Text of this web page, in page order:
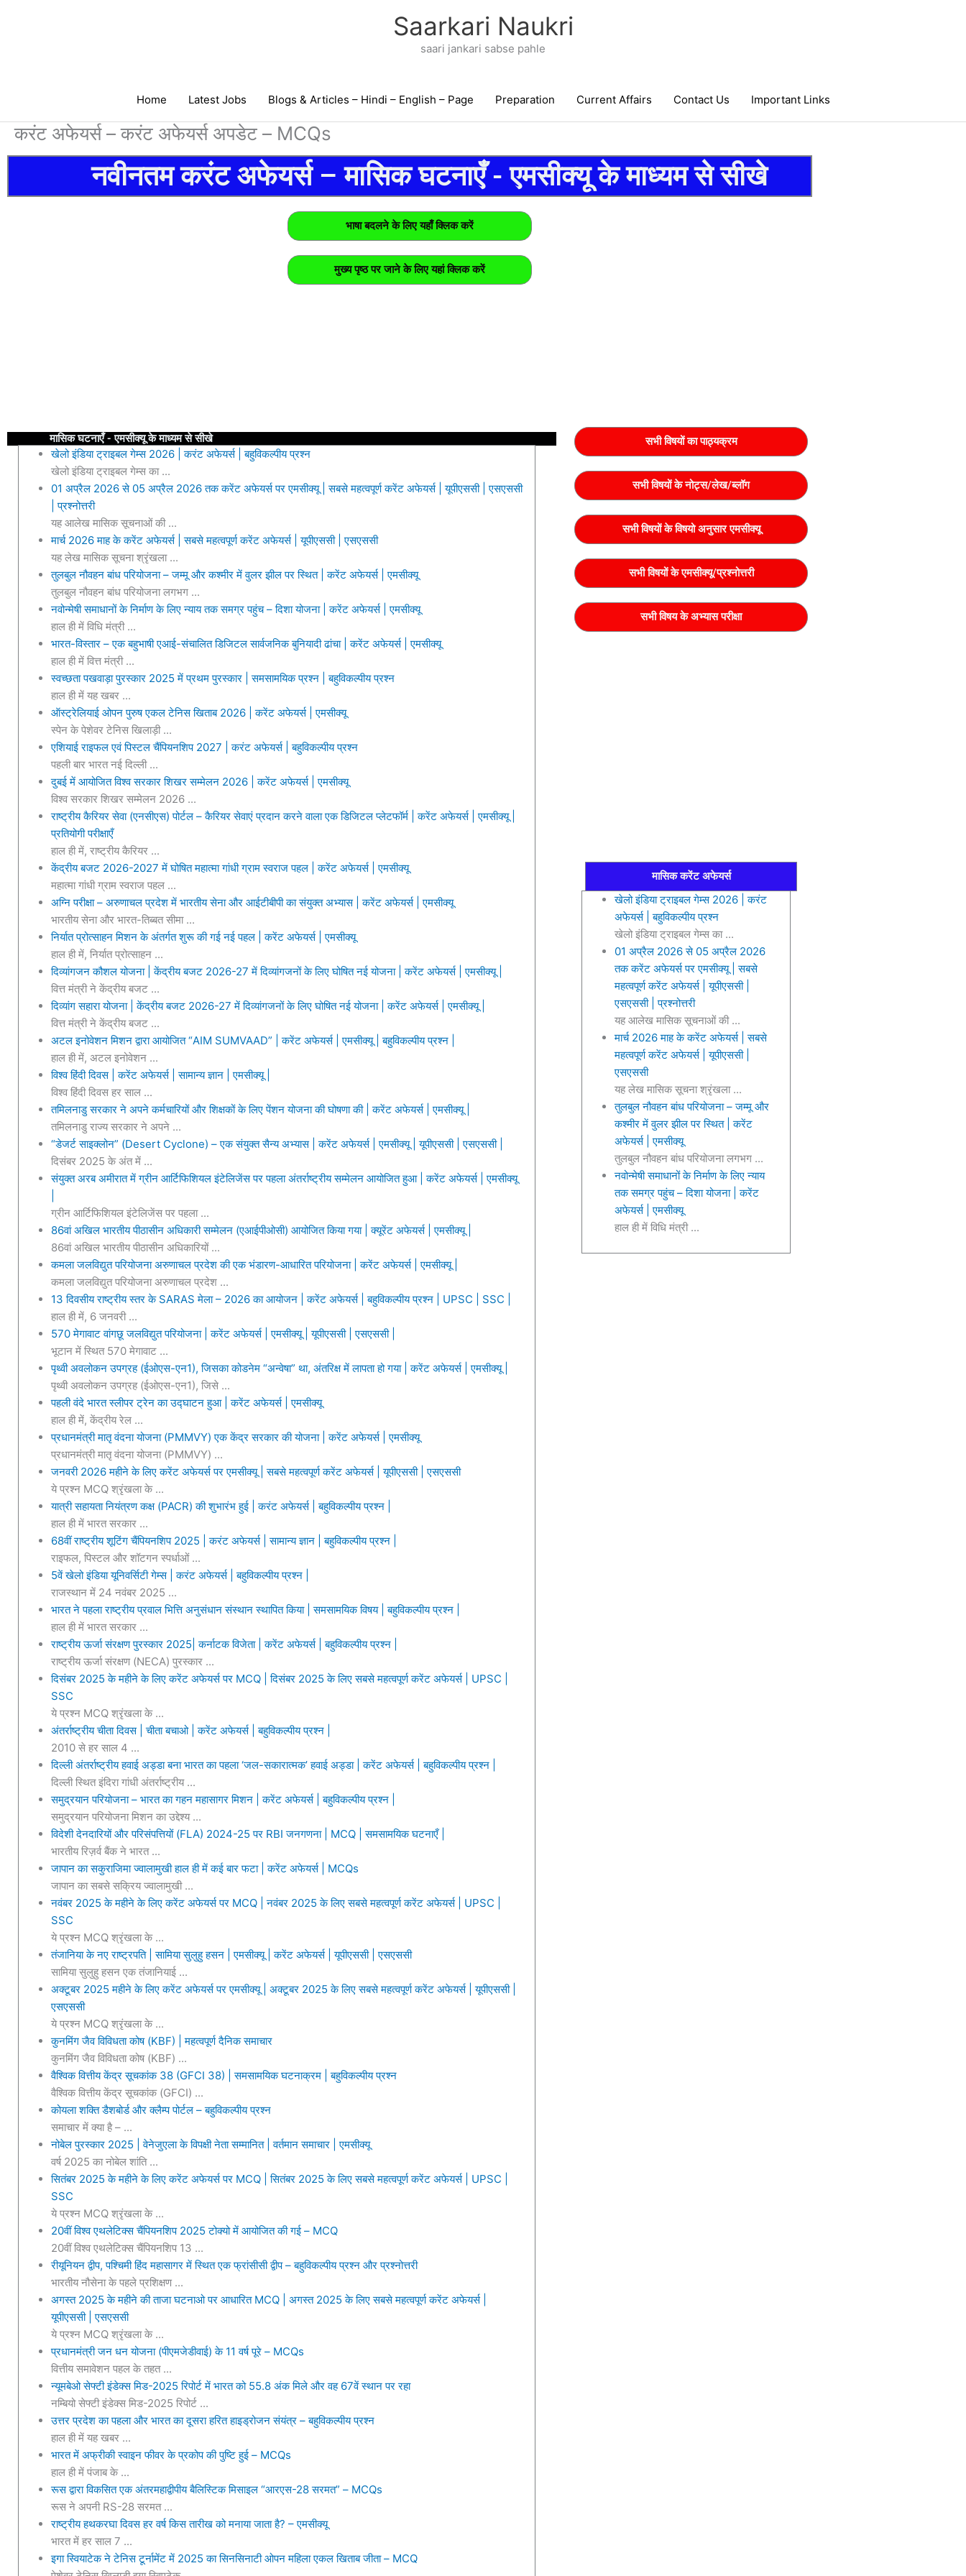
Saarkari Naukri
saari jankari sabse pahle
Home Latest Jobs Blogs & Articles – Hindi – English – Page Preparation Current Affairs Contact Us Important Links
करंट अफेयर्स – करंट अफेयर्स अपडेट – MCQs
नवीनतम करंट अफेयर्स – मासिक घटनाएँ - एमसीक्यू के माध्यम से सीखे
भाषा बदलने के लिए यहाँ क्लिक करें
मुख्य पृष्ठ पर जाने के लिए यहां क्लिक करें
मासिक घटनाएँ - एमसीक्यू के माध्यम से सीखे
खेलो इंडिया ट्राइबल गेम्स 2026 | करंट अफेयर्स | बहुविकल्पीय प्रश्न
खेलो इंडिया ट्राइबल गेम्स का ...
01 अप्रैल 2026 से 05 अप्रैल 2026 तक करेंट अफेयर्स पर एमसीक्यू | सबसे महत्वपूर्ण करेंट अफेयर्स | यूपीएससी | एसएससी
| प्रश्नोत्तरी
यह आलेख मासिक सूचनाओं की ...
मार्च 2026 माह के करेंट अफेयर्स | सबसे महत्वपूर्ण करेंट अफेयर्स | यूपीएससी | एसएससी
यह लेख मासिक सूचना श्रृंखला ...
तुलबुल नौवहन बांध परियोजना – जम्मू और कश्मीर में वुलर झील पर स्थित | करेंट अफेयर्स | एमसीक्यू
तुलबुल नौवहन बांध परियोजना लगभग ...
नवोन्मेषी समाधानों के निर्माण के लिए न्याय तक समग्र पहुंच – दिशा योजना | करेंट अफेयर्स | एमसीक्यू
हाल ही में विधि मंत्री ...
भारत-विस्तार – एक बहुभाषी एआई-संचालित डिजिटल सार्वजनिक बुनियादी ढांचा | करेंट अफेयर्स | एमसीक्यू
हाल ही में वित्त मंत्री ...
स्वच्छता पखवाड़ा पुरस्कार 2025 में प्रथम पुरस्कार | समसामयिक प्रश्न | बहुविकल्पीय प्रश्न
हाल ही में यह खबर ...
ऑस्ट्रेलियाई ओपन पुरुष एकल टेनिस खिताब 2026 | करेंट अफेयर्स | एमसीक्यू
स्पेन के पेशेवर टेनिस खिलाड़ी ...
एशियाई राइफल एवं पिस्टल चैंपियनशिप 2027 | करंट अफेयर्स | बहुविकल्पीय प्रश्न
पहली बार भारत नई दिल्ली ...
दुबई में आयोजित विश्व सरकार शिखर सम्मेलन 2026 | करेंट अफेयर्स | एमसीक्यू
विश्व सरकार शिखर सम्मेलन 2026 ...
राष्ट्रीय कैरियर सेवा (एनसीएस) पोर्टल – कैरियर सेवाएं प्रदान करने वाला एक डिजिटल प्लेटफॉर्म | करेंट अफेयर्स | एमसीक्यू |
प्रतियोगी परीक्षाएँ
हाल ही में, राष्ट्रीय कैरियर ...
केंद्रीय बजट 2026-2027 में घोषित महात्मा गांधी ग्राम स्वराज पहल | करेंट अफेयर्स | एमसीक्यू
महात्मा गांधी ग्राम स्वराज पहल ...
अग्नि परीक्षा – अरुणाचल प्रदेश में भारतीय सेना और आईटीबीपी का संयुक्त अभ्यास | करेंट अफेयर्स | एमसीक्यू
भारतीय सेना और भारत-तिब्बत सीमा ...
निर्यात प्रोत्साहन मिशन के अंतर्गत शुरू की गई नई पहल | करेंट अफेयर्स | एमसीक्यू
हाल ही में, निर्यात प्रोत्साहन ...
दिव्यांगजन कौशल योजना | केंद्रीय बजट 2026-27 में दिव्यांगजनों के लिए घोषित नई योजना | करेंट अफेयर्स | एमसीक्यू |
वित्त मंत्री ने केंद्रीय बजट ...
दिव्यांग सहारा योजना | केंद्रीय बजट 2026-27 में दिव्यांगजनों के लिए घोषित नई योजना | करेंट अफेयर्स | एमसीक्यू |
वित्त मंत्री ने केंद्रीय बजट ...
अटल इनोवेशन मिशन द्वारा आयोजित “AIM SUMVAAD” | करेंट अफेयर्स | एमसीक्यू | बहुविकल्पीय प्रश्न |
हाल ही में, अटल इनोवेशन ...
विश्व हिंदी दिवस | करेंट अफेयर्स | सामान्य ज्ञान | एमसीक्यू |
विश्व हिंदी दिवस हर साल ...
तमिलनाडु सरकार ने अपने कर्मचारियों और शिक्षकों के लिए पेंशन योजना की घोषणा की | करेंट अफेयर्स | एमसीक्यू |
तमिलनाडु राज्य सरकार ने अपने ...
“डेजर्ट साइक्लोन” (Desert Cyclone) – एक संयुक्त सैन्य अभ्यास | करेंट अफेयर्स | एमसीक्यू | यूपीएससी | एसएससी |
दिसंबर 2025 के अंत में ...
संयुक्त अरब अमीरात में ग्रीन आर्टिफिशियल इंटेलिजेंस पर पहला अंतर्राष्ट्रीय सम्मेलन आयोजित हुआ | करेंट अफेयर्स | एमसीक्यू
ग्रीन आर्टिफिशियल इंटेलिजेंस पर पहला ...
86वां अखिल भारतीय पीठासीन अधिकारी सम्मेलन (एआईपीओसी) आयोजित किया गया | क्यूरेंट अफेयर्स | एमसीक्यू |
86वां अखिल भारतीय पीठासीन अधिकारियों ...
कमला जलविद्युत परियोजना अरुणाचल प्रदेश की एक भंडारण-आधारित परियोजना | करेंट अफेयर्स | एमसीक्यू |
कमला जलविद्युत परियोजना अरुणाचल प्रदेश ...
13 दिवसीय राष्ट्रीय स्तर के SARAS मेला – 2026 का आयोजन | करेंट अफेयर्स | बहुविकल्पीय प्रश्न | UPSC | SSC |
हाल ही में, 6 जनवरी ...
570 मेगावाट वांगछू जलविद्युत परियोजना | करेंट अफेयर्स | एमसीक्यू | यूपीएससी | एसएससी |
भूटान में स्थित 570 मेगावाट ...
पृथ्वी अवलोकन उपग्रह (ईओएस-एन1), जिसका कोडनेम “अन्वेषा” था, अंतरिक्ष में लापता हो गया | करेंट अफेयर्स | एमसीक्यू |
पृथ्वी अवलोकन उपग्रह (ईओएस-एन1), जिसे ...
पहली वंदे भारत स्लीपर ट्रेन का उद्घाटन हुआ | करेंट अफेयर्स | एमसीक्यू
हाल ही में, केंद्रीय रेल ...
प्रधानमंत्री मातृ वंदना योजना (PMMVY) एक केंद्र सरकार की योजना | करेंट अफेयर्स | एमसीक्यू
प्रधानमंत्री मातृ वंदना योजना (PMMVY) ...
जनवरी 2026 महीने के लिए करेंट अफेयर्स पर एमसीक्यू | सबसे महत्वपूर्ण करेंट अफेयर्स | यूपीएससी | एसएससी
ये प्रश्न MCQ श्रृंखला के ...
यात्री सहायता नियंत्रण कक्ष (PACR) की शुभारंभ हुई | करंट अफेयर्स | बहुविकल्पीय प्रश्न |
हाल ही में भारत सरकार ...
68वीं राष्ट्रीय शूटिंग चैंपियनशिप 2025 | करंट अफेयर्स | सामान्य ज्ञान | बहुविकल्पीय प्रश्न |
राइफल, पिस्टल और शॉटगन स्पर्धाओं ...
5वें खेलो इंडिया यूनिवर्सिटी गेम्स | करंट अफेयर्स | बहुविकल्पीय प्रश्न |
राजस्थान में 24 नवंबर 2025 ...
भारत ने पहला राष्ट्रीय प्रवाल भित्ति अनुसंधान संस्थान स्थापित किया | समसामयिक विषय | बहुविकल्पीय प्रश्न |
हाल ही में भारत सरकार ...
राष्ट्रीय ऊर्जा संरक्षण पुरस्कार 2025| कर्नाटक विजेता | करेंट अफेयर्स | बहुविकल्पीय प्रश्न |
राष्ट्रीय ऊर्जा संरक्षण (NECA) पुरस्कार ...
दिसंबर 2025 के महीने के लिए करेंट अफेयर्स पर MCQ | दिसंबर 2025 के लिए सबसे महत्वपूर्ण करेंट अफेयर्स | UPSC |
SSC
ये प्रश्न MCQ श्रृंखला के ...
अंतर्राष्ट्रीय चीता दिवस | चीता बचाओ | करेंट अफेयर्स | बहुविकल्पीय प्रश्न |
2010 से हर साल 4 ...
दिल्ली अंतर्राष्ट्रीय हवाई अड्डा बना भारत का पहला ‘जल-सकारात्मक’ हवाई अड्डा | करेंट अफेयर्स | बहुविकल्पीय प्रश्न |
दिल्ली स्थित इंदिरा गांधी अंतर्राष्ट्रीय ...
समुद्रयान परियोजना – भारत का गहन महासागर मिशन | करेंट अफेयर्स | बहुविकल्पीय प्रश्न |
समुद्रयान परियोजना मिशन का उद्देश्य ...
विदेशी देनदारियों और परिसंपत्तियों (FLA) 2024-25 पर RBI जनगणना | MCQ | समसामयिक घटनाएँ |
भारतीय रिज़र्व बैंक ने भारत ...
जापान का सकुराजिमा ज्वालामुखी हाल ही में कई बार फटा | करेंट अफेयर्स | MCQs
जापान का सबसे सक्रिय ज्वालामुखी ...
नवंबर 2025 के महीने के लिए करेंट अफेयर्स पर MCQ | नवंबर 2025 के लिए सबसे महत्वपूर्ण करेंट अफेयर्स | UPSC |
SSC
ये प्रश्न MCQ श्रृंखला के ...
तंजानिया के नए राष्ट्रपति | सामिया सुलुहु हसन | एमसीक्यू | करेंट अफेयर्स | यूपीएससी | एसएससी
सामिया सुलुहु हसन एक तंजानियाई ...
अक्टूबर 2025 महीने के लिए करेंट अफेयर्स पर एमसीक्यू | अक्टूबर 2025 के लिए सबसे महत्वपूर्ण करेंट अफेयर्स | यूपीएससी |
एसएससी
ये प्रश्न MCQ श्रृंखला के ...
कुनमिंग जैव विविधता कोष (KBF) | महत्वपूर्ण दैनिक समाचार
कुनमिंग जैव विविधता कोष (KBF) ...
वैश्विक वित्तीय केंद्र सूचकांक 38 (GFCI 38) | समसामयिक घटनाक्रम | बहुविकल्पीय प्रश्न
वैश्विक वित्तीय केंद्र सूचकांक (GFCI) ...
कोयला शक्ति डैशबोर्ड और क्लैम्प पोर्टल – बहुविकल्पीय प्रश्न
समाचार में क्या है – ...
नोबेल पुरस्कार 2025 | वेनेजुएला के विपक्षी नेता सम्मानित | वर्तमान समाचार | एमसीक्यू
वर्ष 2025 का नोबेल शांति ...
सितंबर 2025 के महीने के लिए करेंट अफेयर्स पर MCQ | सितंबर 2025 के लिए सबसे महत्वपूर्ण करेंट अफेयर्स | UPSC |
SSC
ये प्रश्न MCQ श्रृंखला के ...
20वीं विश्व एथलेटिक्स चैंपियनशिप 2025 टोक्यो में आयोजित की गई – MCQ
20वीं विश्व एथलेटिक्स चैंपियनशिप 13 ...
रीयूनियन द्वीप, पश्चिमी हिंद महासागर में स्थित एक फ्रांसीसी द्वीप – बहुविकल्पीय प्रश्न और प्रश्नोत्तरी
भारतीय नौसेना के पहले प्रशिक्षण ...
अगस्त 2025 के महीने की ताजा घटनाओ पर आधारित MCQ | अगस्त 2025 के लिए सबसे महत्वपूर्ण करेंट अफेयर्स |
यूपीएससी | एसएससी
ये प्रश्न MCQ श्रृंखला के ...
प्रधानमंत्री जन धन योजना (पीएमजेडीवाई) के 11 वर्ष पूरे – MCQs
वित्तीय समावेशन पहल के तहत ...
न्यूमबेओ सेफ्टी इंडेक्स मिड-2025 रिपोर्ट में भारत को 55.8 अंक मिले और वह 67वें स्थान पर रहा
नम्बियो सेफ्टी इंडेक्स मिड-2025 रिपोर्ट ...
उत्तर प्रदेश का पहला और भारत का दूसरा हरित हाइड्रोजन संयंत्र – बहुविकल्पीय प्रश्न
हाल ही में यह खबर ...
भारत में अफ्रीकी स्वाइन फीवर के प्रकोप की पुष्टि हुई – MCQs
हाल ही में पंजाब के ...
रूस द्वारा विकसित एक अंतरमहाद्वीपीय बैलिस्टिक मिसाइल “आरएस-28 सरमत” – MCQs
रूस ने अपनी RS-28 सरमत ...
राष्ट्रीय हथकरघा दिवस हर वर्ष किस तारीख को मनाया जाता है? – एमसीक्यू
भारत में हर साल 7 ...
इगा स्वियाटेक ने टेनिस टूर्नामेंट में 2025 का सिनसिनाटी ओपन महिला एकल खिताब जीता – MCQ
सभी विषयों का पाठ्यक्रम
सभी विषयों के नोट्स/लेख/ब्लॉग
सभी विषयों के विषयो अनुसार एमसीक्यू
सभी विषयों के एमसीक्यू/प्रश्नोत्तरी
सभी विषय के अभ्यास परीक्षा
मासिक करेंट अफेयर्स
खेलो इंडिया ट्राइबल गेम्स 2026 | करंट
अफेयर्स | बहुविकल्पीय प्रश्न
खेलो इंडिया ट्राइबल गेम्स का ...
01 अप्रैल 2026 से 05 अप्रैल 2026
तक करेंट अफेयर्स पर एमसीक्यू | सबसे
महत्वपूर्ण करेंट अफेयर्स | यूपीएससी |
एसएससी | प्रश्नोत्तरी
यह आलेख मासिक सूचनाओं की ...
मार्च 2026 माह के करेंट अफेयर्स | सबसे
महत्वपूर्ण करेंट अफेयर्स | यूपीएससी |
एसएससी
यह लेख मासिक सूचना श्रृंखला ...
तुलबुल नौवहन बांध परियोजना – जम्मू और
कश्मीर में वुलर झील पर स्थित | करेंट
अफेयर्स | एमसीक्यू
तुलबुल नौवहन बांध परियोजना लगभग ...
नवोन्मेषी समाधानों के निर्माण के लिए न्याय
तक समग्र पहुंच – दिशा योजना | करेंट
अफेयर्स | एमसीक्यू
हाल ही में विधि मंत्री ...